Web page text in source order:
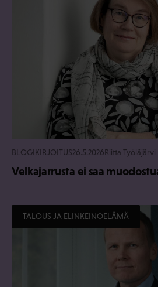
BLOGIKIRJOITUS26.5.2026Riitta Työläjärvi
Velkajarrusta ei saa
TALOUS JA ELINKEINOELÄMÄ